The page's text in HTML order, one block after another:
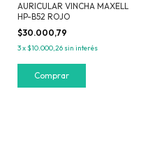
AURICULAR VINCHA MAXELL
HP-B52 ROJO
$30.000,79
3x$10.000,26 sin interés